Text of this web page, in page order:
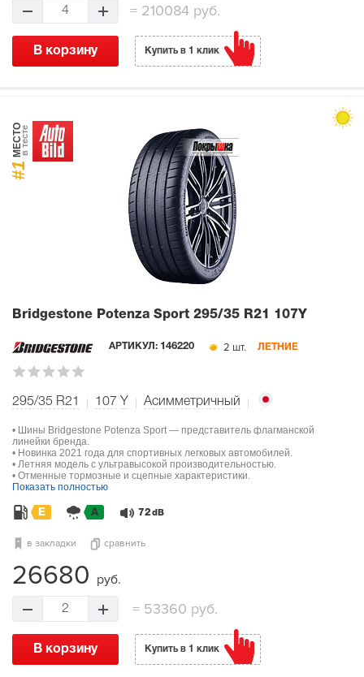
4 = 210084 руб.
В корзину Купить в 1 клик
#1
МЕСТОв тесте
Bridgestone Potenza Sport 295/35 R21 107Y
АРТИКУЛ: 146220 2 шт. ЛЕТНИЕ
295/35 R21 107 Y Асимметричный
• Шины Bridgestone Potenza Sport — представитель флагманской
линейки бренда.
• Новинка 2021 года для спортивных легковых автомобилей.
• Летняя модель с ультравысокой производительностью.
• Отменные тормозные и сцепные характеристики.
Показать полностью
E A 72 dB
в закладки сравнить
26680 руб.
2 = 53360 руб.
В корзину Купить в 1 клик